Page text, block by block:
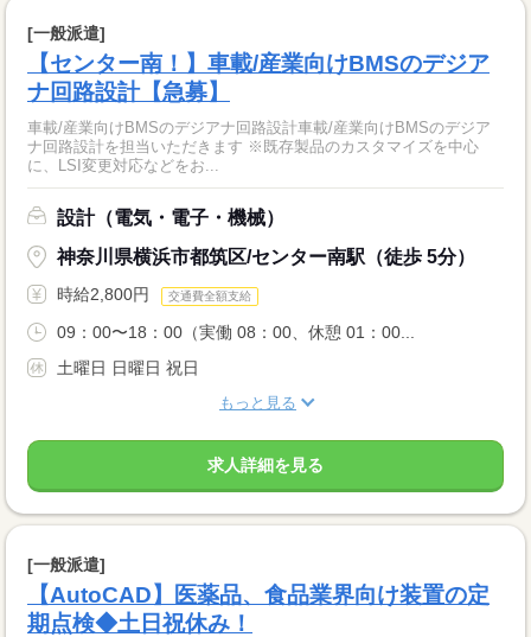
[一般派遣]
【センター南！】車載/産業向けBMSのデジア
ナ回路設計【急募】
車載/産業向けBMSのデジアナ回路設計車載/産業向けBMSのデジア
ナ回路設計を担当いただきます ※既存製品のカスタマイズを中心
に、LSI変更対応などをお...
設計（電気・電子・機械）
神奈川県横浜市都筑区/センター南駅（徒歩 5分）
時給2,800円 交通費全額支給
09：00〜18：00（実働 08：00、休憩 01：00...
土曜日 日曜日 祝日
もっと見る
求人詳細を見る
[一般派遣]
【AutoCAD】医薬品、食品業界向け装置の定
期点検◆土日祝休み！